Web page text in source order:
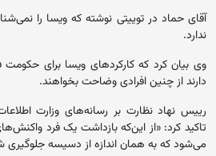
آقای حماد در توییتی نوشته که ویسا را
ندارد.
وی بیان کرد که کارکردهای ویسا برای
دارند از چنین افرادی وضاحت بخواهند.
رییس نهاد نظارت بر رسانه‌های وزارت
تاکید کرد: «از این‌که بازداشت یک فرد
می‌شود که به همان اندازه از دسیسه